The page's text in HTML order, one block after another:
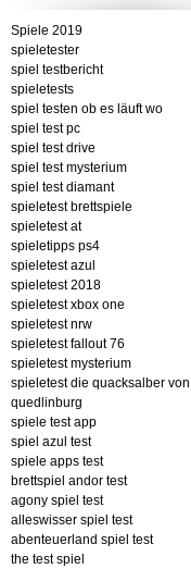
Spiele 2019
spieletester
spiel testbericht
spieletests
spiel testen ob es läuft wo
spiel test pc
spiel test drive
spiel test mysterium
spiel test diamant
spieletest brettspiele
spieletest at
spieletipps ps4
spieletest azul
spieletest 2018
spieletest xbox one
spieletest nrw
spieletest fallout 76
spieletest mysterium
spieletest die quacksalber von
quedlinburg
spiele test app
spiel azul test
spiele apps test
brettspiel andor test
agony spiel test
alleswisser spiel test
abenteuerland spiel test
the test spiel